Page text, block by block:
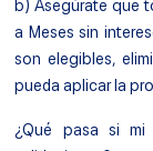
b) Asegúrate que
a Meses sin
son elegibles,
pueda aplicar la
¿Qué pasa si